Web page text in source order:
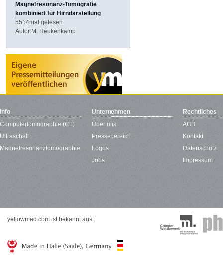
Magnetresonanz-Tomografie
kombiniert für Hirndarstellung
5514mal gelesen
Autor:M. Heukenkamp
Info
Computertomographie (CT)
Ultraschall
Magnetresonanztomographie
Unternehmen
Über uns
Pressebereich
Logos
Jobs
Rechtliches
AGB
Kontakt
Datenschutz
Impressum
yellowmed.com ist bekannt aus: